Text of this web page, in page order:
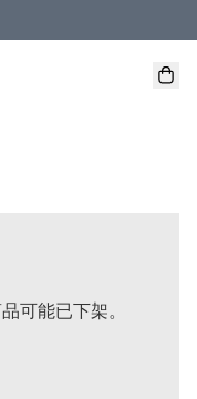
貨、本地取貨 )
可能已下架。